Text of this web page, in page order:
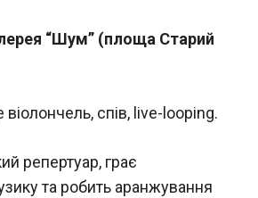
“Шум” (площа Старий
спів, live-looping.
репертуар, грає
та робить аранжування